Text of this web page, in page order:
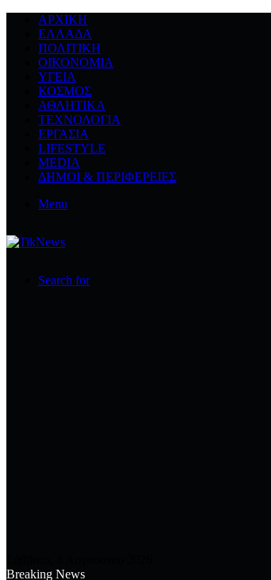
ΑΡΧΙΚΉ
ΕΛΛΆΔΑ
ΠΟΛΙΤΙΚΉ
ΟΙΚΟΝΟΜΊΑ
ΥΓΕΊΑ
ΚΌΣΜΟΣ
ΑΘΛΗΤΙΚΆ
ΤΕΧΝΟΛΟΓΙΆ
ΕΡΓΑΣΊΑ
LIFESTYLE
MEDIA
ΔΉΜΟΙ & ΠΕΡΙΦΈΡΕΙΕΣ
Menu
Search for
Breaking News